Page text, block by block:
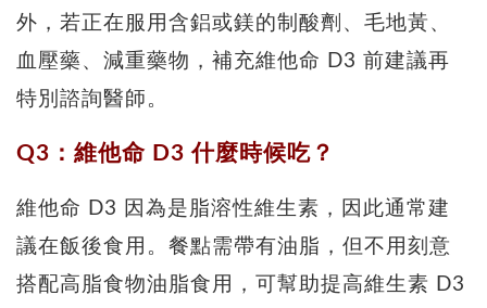
外，若正在服用含鋁或鎂的制酸劑、毛地黃、
血壓藥、減重藥物，補充維他命 D3 前建議再
特別諮詢醫師。
Q3：維他命 D3 什麼時候吃？
維他命 D3 因為是脂溶性維生素，因此通常建
議在飯後食用。餐點需帶有油脂，但不用刻意
搭配高脂食物油脂食用，可幫助提高維生素 D3